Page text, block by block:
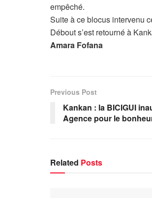
empêché.
Suite à ce blocus intervenu
Débout s’est retourné à
Amara Fofana
Previous Post
Kankan : la BICIGUI
Agence pour le
Related Posts